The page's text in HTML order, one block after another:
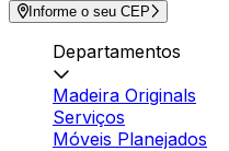
Informe o seu CEP
Departamentos
Madeira Originals
Serviços
Móveis Planejados